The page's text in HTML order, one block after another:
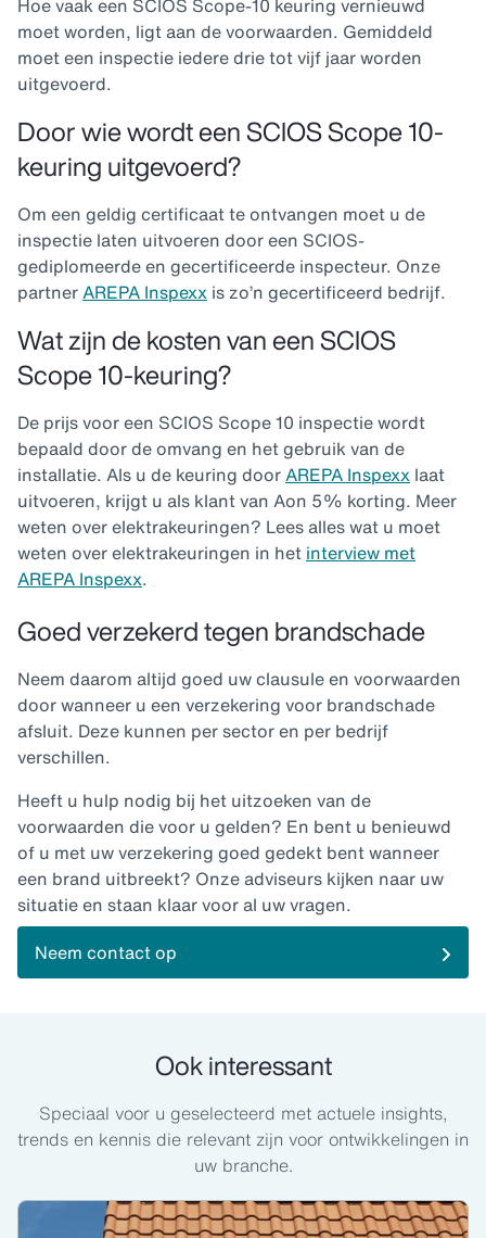
Hoe vaak een SCIOS Scope-10 keuring vernieuwd
moet worden, ligt aan de voorwaarden. Gemiddeld
moet een inspectie iedere drie tot vijf jaar worden
uitgevoerd.
Door wie wordt een SCIOS Scope 10-
keuring uitgevoerd?
Om een geldig certificaat te ontvangen moet u de
inspectie laten uitvoeren door een SCIOS-
gediplomeerde en gecertificeerde inspecteur. Onze
partnerAREPA Inspexx is zo’n gecertificeerd bedrijf.
Wat zijn de kosten van een SCIOS
Scope 10-keuring?
De prijs voor een SCIOS Scope 10 inspectie wordt
bepaald door de omvang en het gebruik van de
installatie. Als u de keuring doorAREPA Inspexx laat
uitvoeren, krijgt u als klant van Aon 5% korting. Meer
weten over elektrakeuringen? Lees alles wat u moet
weten over elektrakeuringen in het interview met
AREPA Inspexx.
Goed verzekerd tegen brandschade
Neem daarom altijd goed uw clausule en voorwaarden
door wanneer u een verzekering voor brandschade
afsluit. Deze kunnen per sector en per bedrijf
verschillen.
Heeft u hulp nodig bij het uitzoeken van de
voorwaarden die voor u gelden? En bent u benieuwd
of u met uw verzekering goed gedekt bent wanneer
een brand uitbreekt? Onze adviseurs kijken naar uw
situatie en staan klaar voor al uw vragen.
Neem contact op
Ook interessant
Speciaal voor u geselecteerd met actuele insights,
trends en kennis die relevant zijn voor ontwikkelingen in
uw branche.